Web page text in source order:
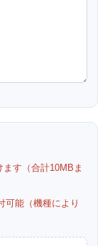
す（合計10MBま
可能（機種により